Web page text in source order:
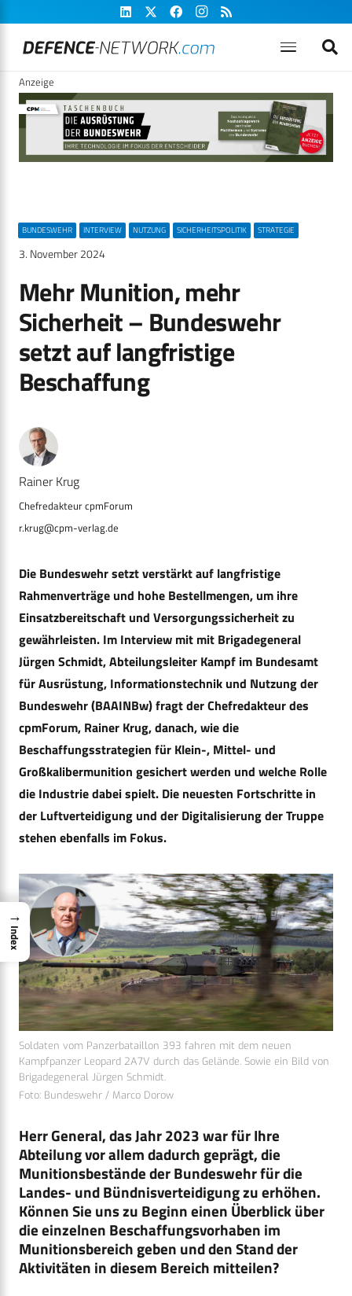
Anzeige
BUNDESWEHR INTERVIEW NUTZUNG SICHERHEITSPOLITIK STRATEGIE
3. November 2024
Mehr Munition, mehr
Sicherheit – Bundeswehr
setzt auf langfristige
Beschaffung
Rainer Krug
r.krug@cpm-verlag.de
Die Bundeswehr setzt verstärkt auf langfristige
Rahmenverträge und hohe Bestellmengen, um ihre
Einsatzbereitschaft und Versorgungssicherheit zu
gewährleisten. Im Interview mit mit Brigadegeneral
Jürgen Schmidt, Abteilungsleiter Kampf im Bundesamt
für Ausrüstung, Informationstechnik und Nutzung der
Bundeswehr (BAAINBw) fragt der Chefredakteur des
cpmForum, Rainer Krug, danach, wie die
Beschaffungsstrategien für Klein-, Mittel- und
Großkalibermunition gesichert werden und welche Rolle
die Industrie dabei spielt. Die neuesten Fortschritte in
der Luftverteidigung und der Digitalisierung der Truppe
stehen ebenfalls im Fokus.
Soldaten vom Panzerbataillon 393 fahren mit dem neuen
Kampfpanzer Leopard 2A7V durch das Gelände. Sowie ein Bild von
Brigadegeneral Jürgen Schmidt.
Foto: Bundeswehr / Marco Dorow
Herr General, das Jahr 2023 war für Ihre
Abteilung vor allem dadurch geprägt, die
Munitionsbestände der Bundeswehr für die
Landes- und Bündnisverteidigung zu erhöhen.
Können Sie uns zu Beginn einen Überblick über
die einzelnen Beschaffungsvorhaben im
Munitionsbereich geben und den Stand der
Aktivitäten in diesem Bereich mitteilen?
→
Index